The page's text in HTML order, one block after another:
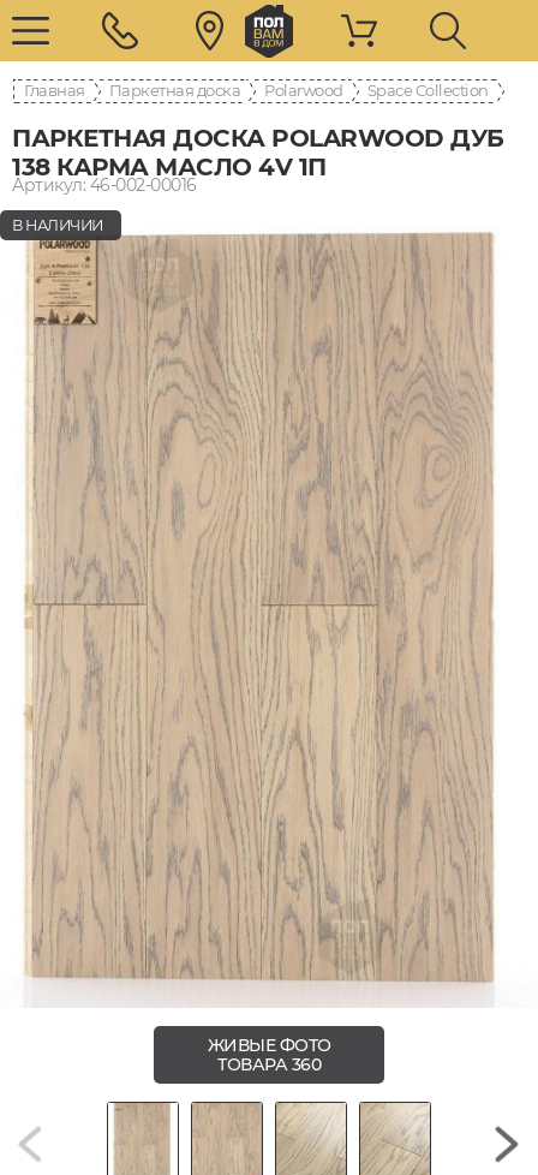
Главная Паркетная доска Polarwood Space Collection
ПАРКЕТНАЯ ДОСКА POLARWOOD ДУБ
138 КАРМА МАСЛО 4V 1П
Артикул: 46-002-00016
В НАЛИЧИИ
ЖИВЫЕ ФОТО
ТОВАРА 360